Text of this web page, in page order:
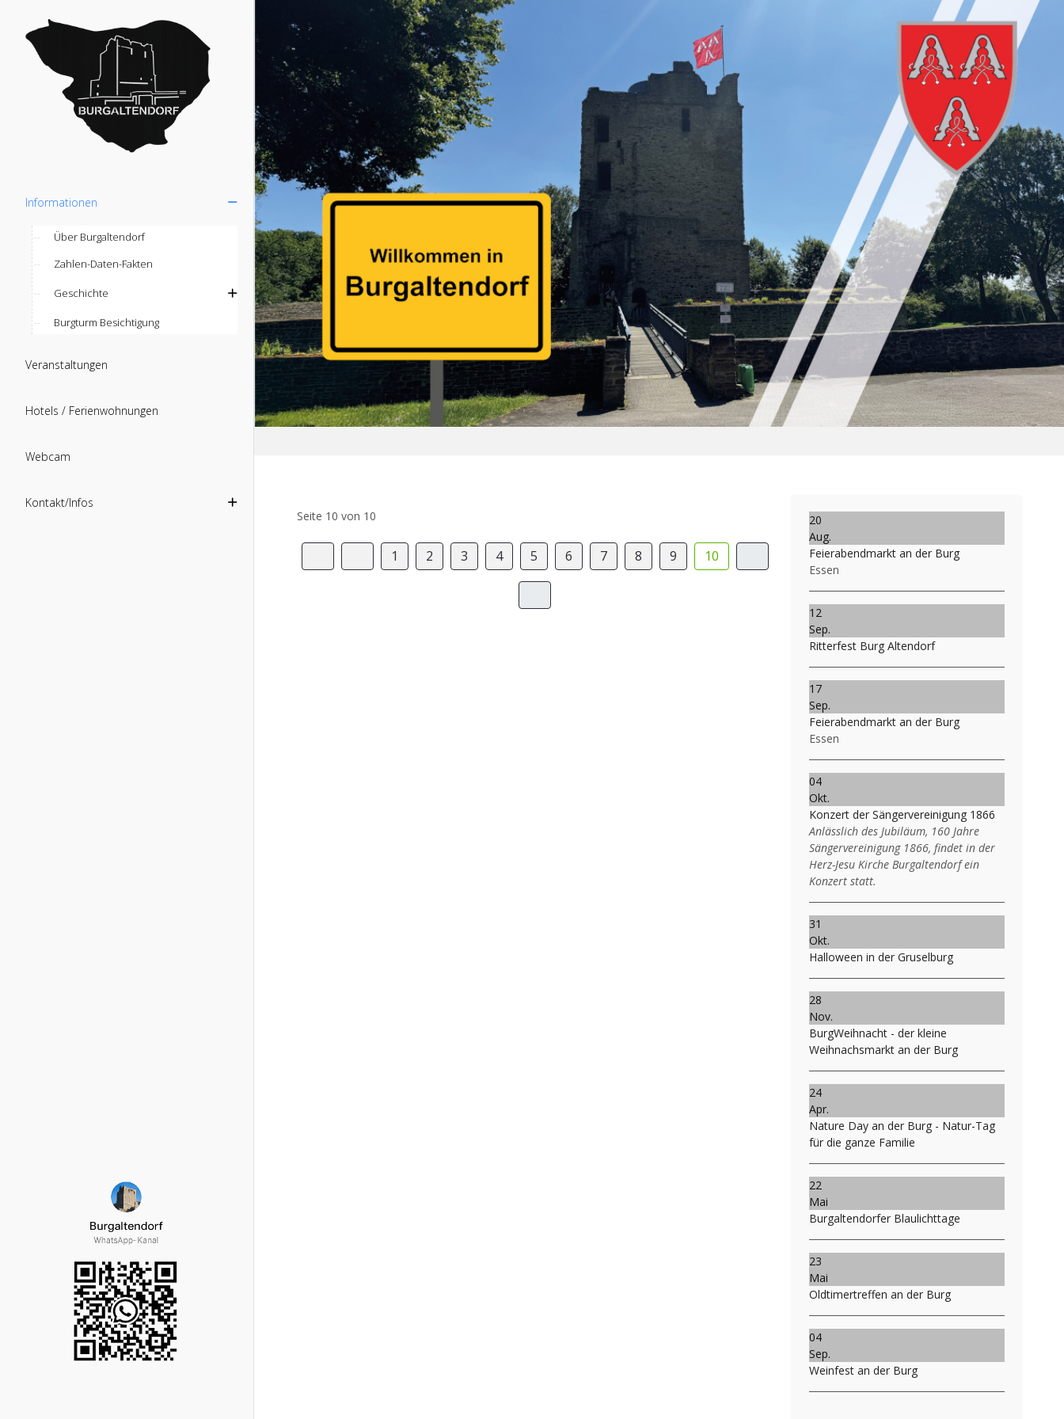
Informationen
Über Burgaltendorf
Zahlen-Daten-Fakten
Geschichte
Burgturm Besichtigung
Veranstaltungen
Hotels / Ferienwohnungen
Webcam
Kontakt/Infos
Seite 10 von 10
1 2 3 4 5 6 7 8 9 10
20
Aug.
Feierabendmarkt an der Burg
Essen
12
Sep.
Ritterfest Burg Altendorf
17
Sep.
Feierabendmarkt an der Burg
Essen
04
Okt.
Konzert der Sängervereinigung 1866
Anlässlich des Jubiläum, 160 Jahre
Sängervereinigung 1866, findet in der
Herz-Jesu Kirche Burgaltendorf ein
Konzert statt.
31
Okt.
Halloween in der Gruselburg
28
Nov.
BurgWeihnacht - der kleine
Weihnachsmarkt an der Burg
24
Apr.
Nature Day an der Burg - Natur-Tag
für die ganze Familie
22
Mai
Burgaltendorfer Blaulichttage
23
Mai
Oldtimertreffen an der Burg
04
Sep.
Weinfest an der Burg